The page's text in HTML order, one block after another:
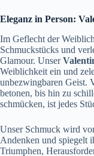
Eleganz in Person:
Im Geflecht der
Schmuckstücks und
Glamour. Unser
Weiblichkeit ein und
unbezwingbaren Geist.
betonen, bis hin zu
schmücken, ist jedes
Unser Schmuck wird
Andenken und spiegelt
Triumphen,